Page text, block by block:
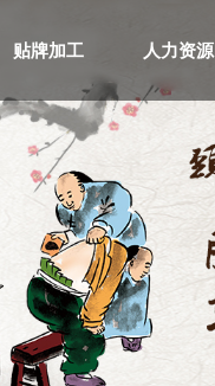
贴牌加工 人力资源